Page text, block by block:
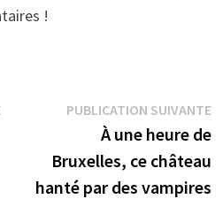
!
PublicationPUBLICATION SUIVANTE
À une heure de
Bruxelles, ce château
hanté par des vampires